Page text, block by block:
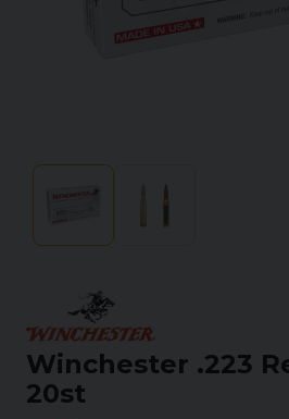
Winchester .223
20st